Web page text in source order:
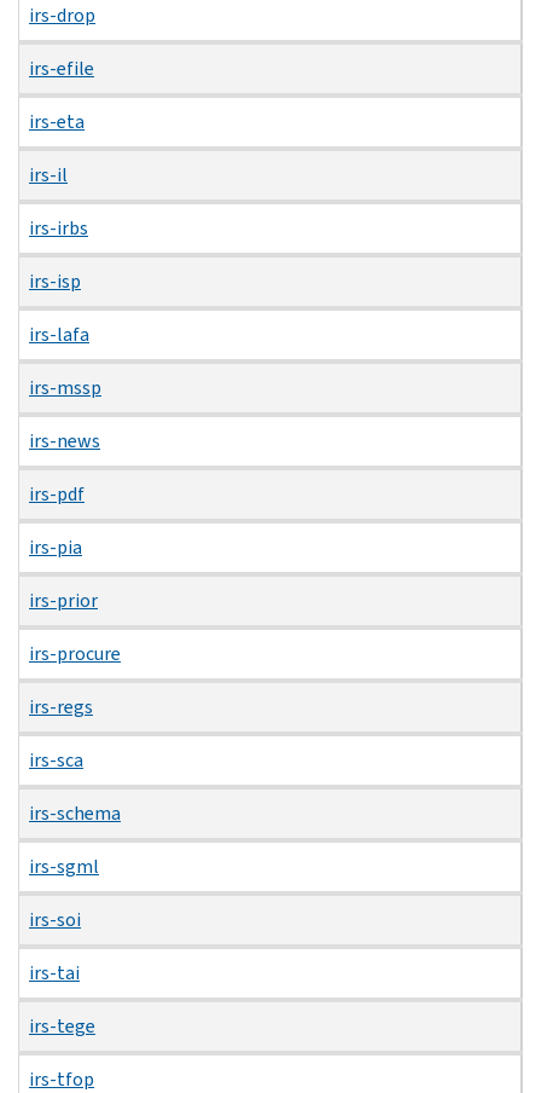
irs-drop
irs-efile
irs-eta
irs-il
irs-irbs
irs-isp
irs-lafa
irs-mssp
irs-news
irs-pdf
irs-pia
irs-prior
irs-procure
irs-regs
irs-sca
irs-schema
irs-sgml
irs-soi
irs-tai
irs-tege
irs-tfop